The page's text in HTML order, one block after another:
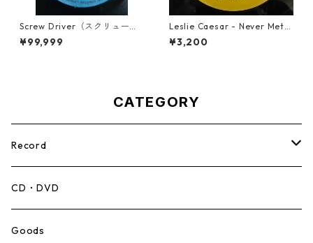
Screw Driver（スクリュード
ライバー） - Computer Rule
【7'】
¥99,999
Leslie Caesar - Never Met A
Woman【12-50067】
¥3,200
CATEGORY
Record
Mento,Calypso,Ballad
Ska
CD・DVD
Goods